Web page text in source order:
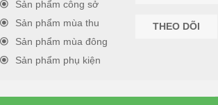
Sản phẩm công sở
Sản phẩm mùa thu
Sản phẩm mùa đông
Sản phẩm phụ kiện
THEO DÕI